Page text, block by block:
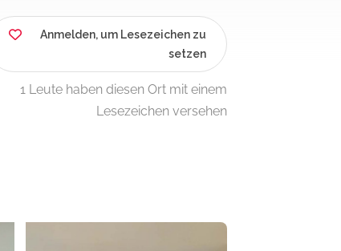
Anmelden, um Lesezeichen zu
setzen
1 Leute haben diesen Ort mit einem
Lesezeichen versehen